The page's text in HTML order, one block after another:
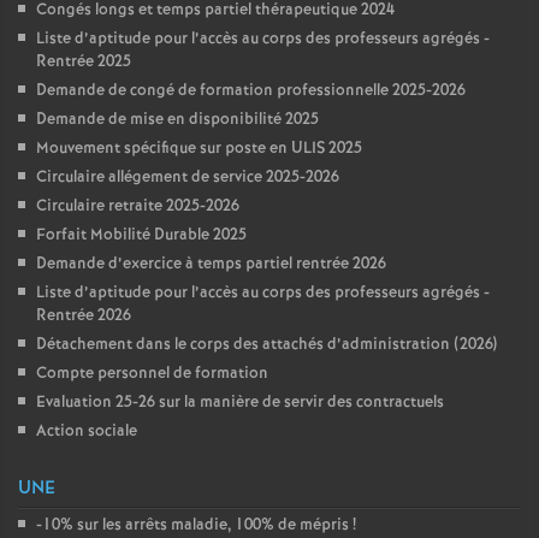
Congés longs et temps partiel thérapeutique 2024
Liste d’aptitude pour l’accès au corps des professeurs agrégés -
Rentrée 2025
Demande de congé de formation professionnelle 2025-2026
Demande de mise en disponibilité 2025
Mouvement spécifique sur poste en ULIS 2025
Circulaire allégement de service 2025-2026
Circulaire retraite 2025-2026
Forfait Mobilité Durable 2025
Demande d’exercice à temps partiel rentrée 2026
Liste d’aptitude pour l’accès au corps des professeurs agrégés -
Rentrée 2026
Détachement dans le corps des attachés d’administration (2026)
Compte personnel de formation
Evaluation 25-26 sur la manière de servir des contractuels
Action sociale
UNE
-10% sur les arrêts maladie, 100% de mépris !